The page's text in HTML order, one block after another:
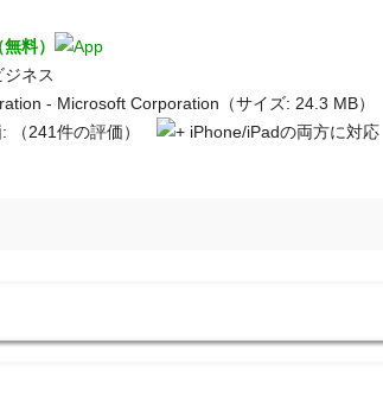
料）
ネス
- Microsoft Corporation（サイズ: 24.3 MB）
（241件の評価） iPhone/iPadの両方に対応